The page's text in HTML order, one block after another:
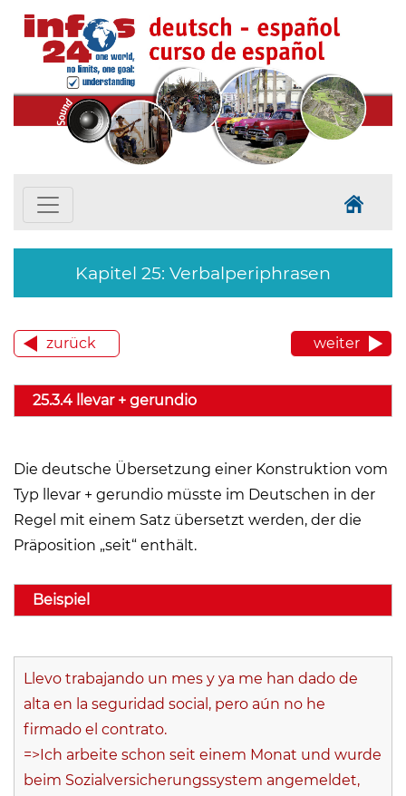
Kapitel 25: Verbalperiphrasen
zurück weiter
25.3.4 llevar + gerundio
Die deutsche Übersetzung einer Konstruktion vom
Typ llevar + gerundio müsste im Deutschen in der
Regel mit einem Satz übersetzt werden, der die
Präposition „seit“ enthält.
Beispiel
Llevo trabajando un mes y ya me han dado de
alta en la seguridad social, pero aún no he
firmado el contrato.
=>Ich arbeite schon seit einem Monat und wurde
beim Sozialversicherungssystem angemeldet,